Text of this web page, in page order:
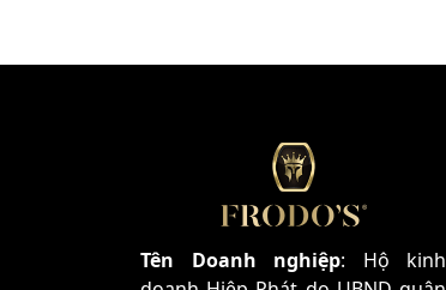
Tên Doanh nghiệp: Hộ kinh